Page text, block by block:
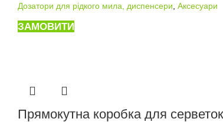
Дозатори для рідкого мила, диспенсери Аксесуари
ЗАМОВИТИ
Прямокутна коробка для